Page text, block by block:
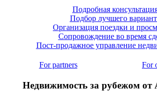
Подробная
Подбор лучшего
Организация поездки и
Сопровождение во время
Пост-продажное управление
For partners For
Недвижимость за рубежом от